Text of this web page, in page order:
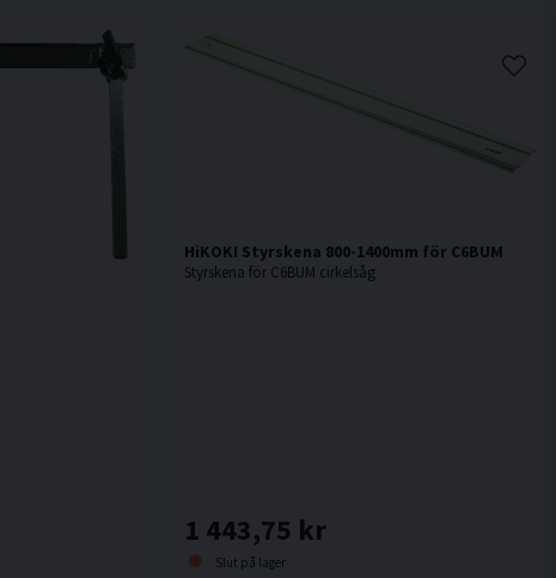
HiKOKI Styrskena 800-1400mm för C6BUM
Styrskena för C6BUM cirkelsåg
1 443,75 kr
Slut på lager